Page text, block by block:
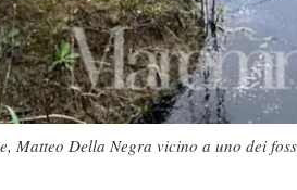
Matteo Della Negra vicino a uno dei